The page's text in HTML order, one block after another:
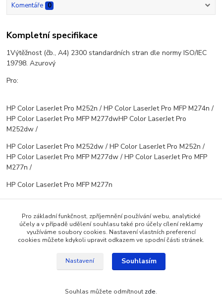
Komentáře 0
Kompletní specifikace
1Výtěžnost (čb., A4) 2300 standardních stran dle normy ISO/IEC
19798. Azurový
Pro:
HP Color LaserJet Pro M252n / HP Color LaserJet Pro MFP M274n /
HP Color LaserJet Pro MFP M277dwHP Color LaserJet Pro
M252dw /
HP Color LaserJet Pro M252dw / HP Color LaserJet Pro M252n /
HP Color LaserJet Pro MFP M277dw / HP Color LaserJet Pro MFP
M277n /
HP Color LaserJet Pro MFP M277n
Zboží zařazeno v kategoriích
Pro základní funkčnost, zpříjemnění používání webu, analytické
účely a v případě udělení souhlasu také pro účely cílení reklamy
využíváme soubory cookies. Nastavení vlastních preferencí
cookies můžete kdykoli upravit odkazem ve spodní části stránek.
Nastavení Souhlasím
Souhlas můžete odmítnout zde.